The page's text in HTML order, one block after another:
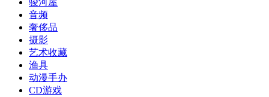
骏河屋
音频
奢侈品
摄影
艺术收藏
渔具
动漫手办
CD游戏